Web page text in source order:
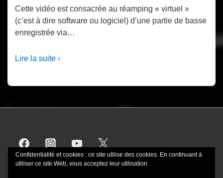
Cette vidéo est consacrée au réamping « virtuel »
(c’est à dire software ou logiciel) d’une partie de basse
enregistrée via…
Lire la suite ›
Confidentialité et cookies : ce site utilise des cookies. En continuant à
utiliser ce site Web, vous acceptez leur utilisation.